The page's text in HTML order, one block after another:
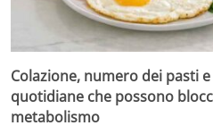
Colazione, numero dei pasti
quotidiane che possono
metabolismo